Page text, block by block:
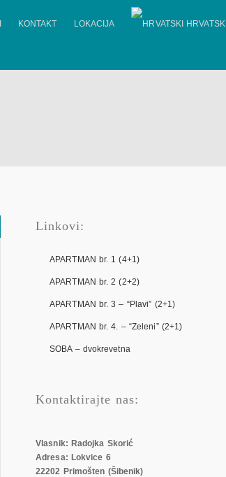
KONTAKT LOKACIJA HRVATSKI
Linkovi:
APARTMAN br. 1 (4+1)
APARTMAN br. 2 (2+2)
APARTMAN br. 3 – “Plavi” (2+1)
APARTMAN br. 4. – “Zeleni” (2+1)
SOBA – dvokrevetna
Kontaktirajte nas:
Vlasnik: Radojka Skorić
Adresa: Lokvice 6
22202 Primošten (Šibenik)